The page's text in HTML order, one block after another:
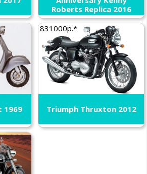
Roberts Replica 2016
1969
831000р.*
Triumph Thruxton 2012